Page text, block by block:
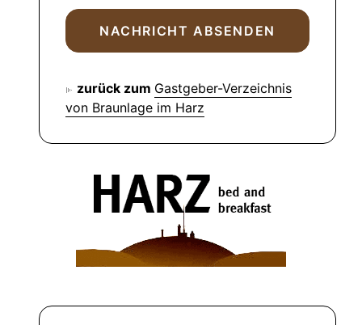
zurück zum Gastgeber-Verzeichnis
von Braunlage im Harz